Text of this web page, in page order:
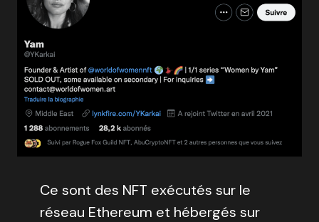
Ce sont des NFT exécutés sur le
réseau Ethereum et hébergés sur